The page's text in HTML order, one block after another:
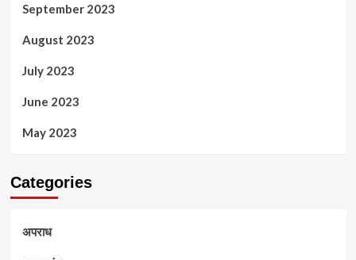
September 2023
August 2023
July 2023
June 2023
May 2023
Categories
अपराध